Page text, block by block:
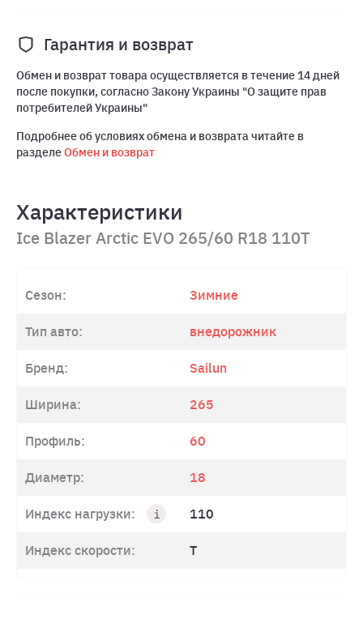
Гарантия и возврат
Обмен и возврат товара осуществляется в течение 14 дней
после покупки, согласно Закону Украины "О защите прав
потребителей Украины"
Подробнее об условиях обмена и возврата читайте в
разделеОбмен и возврат
Характеристики
Ice Blazer Arctic EVO 265/60 R18 110T
Сезон: Зимние
Тип авто: внедорожник
Бренд: Sailun
Ширина: 265
Профиль: 60
Диаметр: 18
Индекс нагрузки: 110
Индекс скорости: T